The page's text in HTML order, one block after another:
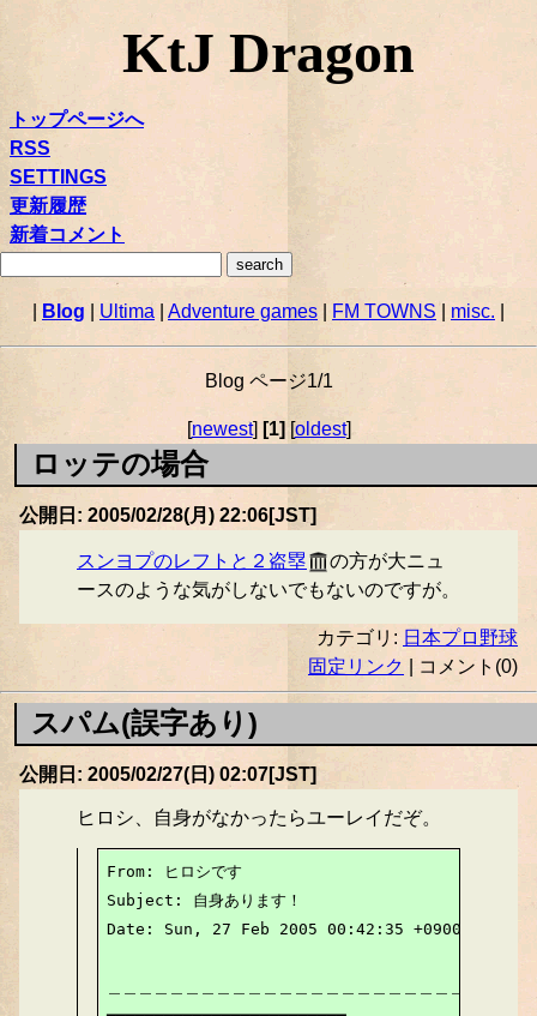
KtJ Dragon
トップページへ
RSS
SETTINGS
更新履歴
新着コメント
Blog Ultima Adventure games FM TOWNS| misc.
Blog ページ1/1
[newest] [1] [oldest]
ロッテの場合
公開日: 2005/02/28(月) 22:06[JST]
スンヨプのレフトと２盗塁
の方が大ニュ
ースのような気がしないでもないのですが。
カテゴリ: 日本プロ野球
固定リンク
| コメント(0)
スパム(誤字あり)
公開日: 2005/02/27(日) 02:07[JST]
ヒロシ、自身がなかったらユーレイだぞ。
From: ヒロシです
Subject: 自身あります！
Date: Sun, 27 Feb 2005 00:42:35 +0900